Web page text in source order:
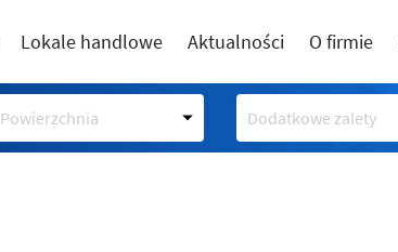
Lokale handlowe Aktualności O firmie
Powierzchnia Dodatkowe zalety